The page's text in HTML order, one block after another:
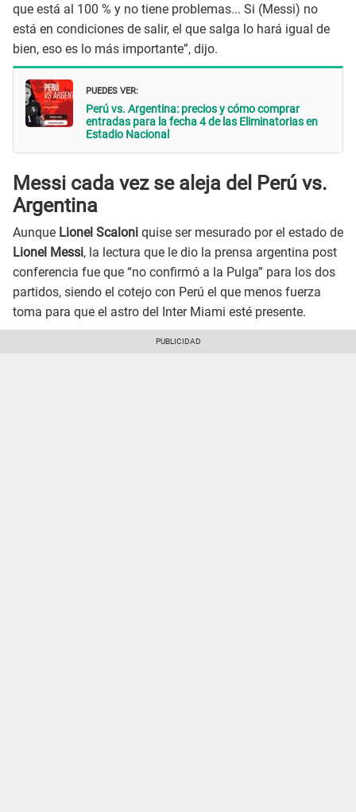
que está al 100 % y no tiene problemas... Si (Messi) no
está en condiciones de salir, el que salga lo hará igual de
bien, eso es lo más importante”, dijo.
PUEDES VER:
Perú vs. Argentina: precios y cómo comprar
entradas para la fecha 4 de las Eliminatorias en
Estadio Nacional
Messi cada vez se aleja del Perú vs.
Argentina
Aunque Lionel Scaloni quise ser mesurado por el estado de
Lionel Messi, la lectura que le dio la prensa argentina post
conferencia fue que “no confirmó a la Pulga” para los dos
partidos, siendo el cotejo con Perú el que menos fuerza
toma para que el astro del Inter Miami esté presente.